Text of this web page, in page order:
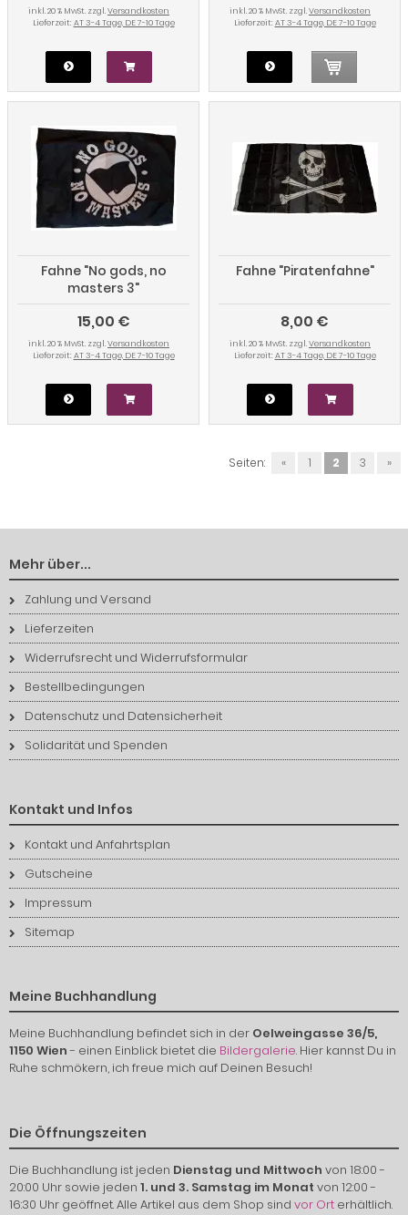
inkl. 20 % MwSt. zzgl.Versandkosten
Lieferzeit: AT 3-4 Tage, DE 7-10 Tage
inkl. 20 % MwSt. zzgl.Versandkosten
Lieferzeit: AT 3-4 Tage, DE 7-10 Tage
Fahne "No gods, no
masters 3"
15,00 €
inkl. 20 % MwSt. zzgl.Versandkosten
Lieferzeit: AT 3-4 Tage, DE 7-10 Tage
Fahne "Piratenfahne"
8,00 €
inkl. 20 % MwSt. zzgl.Versandkosten
Lieferzeit: AT 3-4 Tage, DE 7-10 Tage
Seiten: « 1 2 3 »
Mehr über...
Zahlung und Versand
Lieferzeiten
Widerrufsrecht und Widerrufsformular
Bestellbedingungen
Datenschutz und Datensicherheit
Solidarität und Spenden
Kontakt und Infos
Kontakt und Anfahrtsplan
Gutscheine
Impressum
Sitemap
Meine Buchhandlung
Meine Buchhandlung befindet sich in der Oelweingasse 36/5,
1150 Wien- einen Einblick bietet die Bildergalerie. Hier kannst Du in
Ruhe schmökern, ich freue mich auf Deinen Besuch!
Die Öffnungszeiten
Die Buchhandlung ist jeden Dienstag und Mittwoch von 18:00 -
20:00 Uhr sowie jeden 1. und 3. Samstag im Monat von 12:00 -
16:30 Uhr geöffnet. Alle Artikel aus dem Shop sind vor Ort erhältlich.